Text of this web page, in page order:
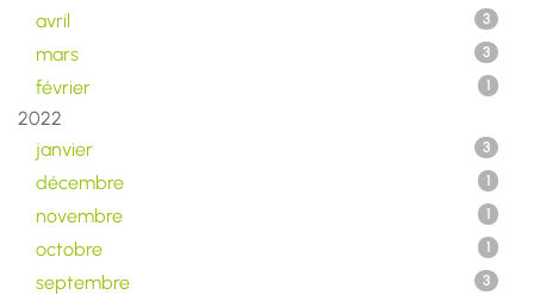
avril 3
mars 3
février 1
2022
janvier
3
décembre 1
novembre 1
octobre 1
septembre 3